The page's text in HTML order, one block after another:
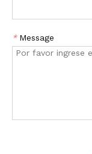
* Message